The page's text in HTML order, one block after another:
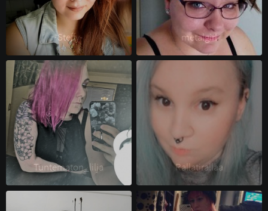
-Steffy- metalgirl
Tuntematon_lilja Rallatirallaa